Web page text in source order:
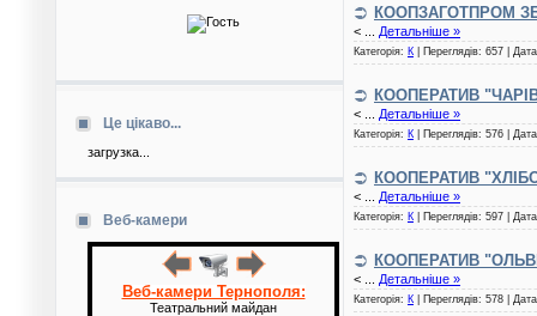
Це цікаво...
загрузка...
Веб-камери
Веб-камери Тернополя:
Театральний майдан
КООПЗАГОТПРОМ
< Детальніше »
Категорія: К | Переглядів: 657 |
КООПЕРАТИВ
< Детальніше »
Категорія: К | Переглядів: 576 |
КООПЕРАТИВ
< Детальніше »
Категорія: К | Переглядів: 597 |
КООПЕРАТИВ
< Детальніше »
Категорія: К | Переглядів: 578 |